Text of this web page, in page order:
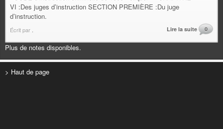
VI :Des juges d’instruction SECTION PREMIÈRE :Du juge
d’instruction.
Écrit par Lire la suite 0
Plus de notes disponibles.
> Haut de page